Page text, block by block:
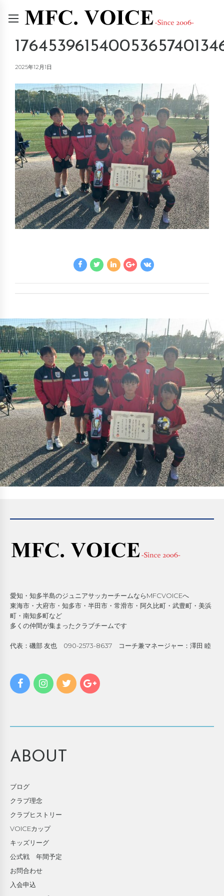
2025年12月1日
愛知・知多半島のジュニアサッカーチームならMFCVOICEへ
東海市・大府市・知多市・半田市・常滑市・阿久比町・武豊町・美浜
町・南知多町など
多くの仲間が集まったクラブチームです
代表：磯部 友也 090-2573-8637 コーチ兼マネージャー：澤田 睦
ABOUT
ブログ
クラブ理念
クラブヒストリー
VOICEカップ
キッズリーグ
公式戦 年間予定
お問合わせ
入会申込